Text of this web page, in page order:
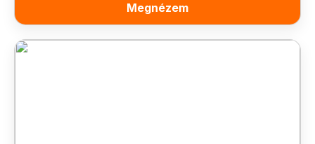
Megnézem